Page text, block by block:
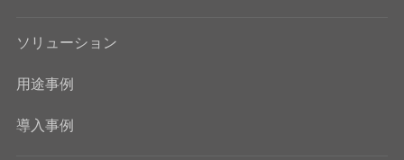
ソリューション
用途事例
導入事例